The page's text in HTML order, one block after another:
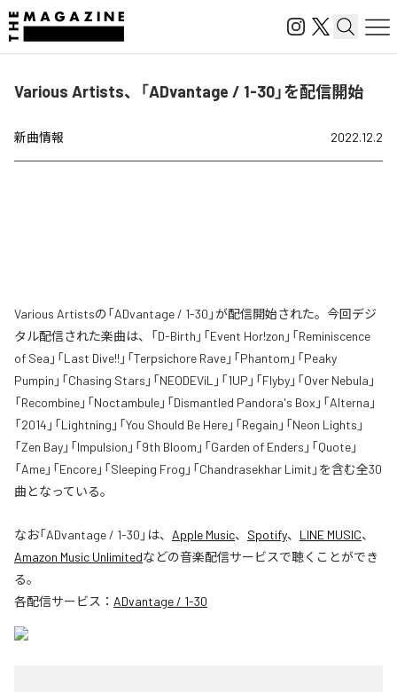
Various Artists、「ADvantage / 1-30」を配信開始
新曲情報 2022.12.2
Various Artistsの「ADvantage / 1-30」が配信開始された。今回デジ
タル配信された楽曲は、「D-Birth」「Event Hor!zon」「Reminiscence
of Sea」「Last Dive!!」「Terpsichore Rave」「Phantom」「Peaky
Pumpin」「Chasing Stars」「NEODEViL」「1UP」「Flyby」「Over Nebula」
「Recombine」「Noctambule」「Dismantled Pandora's Box」「Alterna」
「2014」「Lightning」「You Should Be Here」「Regain」「Neon Lights」
「Zen Bay」「Impulsion」「9th Bloom」「Garden of Enders」「Quote」
「Ame」「Encore」「Sleeping Frog」「Chandrasekhar Limit」を含む全30
曲となっている。
なお「ADvantage / 1-30 」は、 Apple Music、 Spotify、 LINE MUSIC、
Amazon Music Unlimitedなどの音楽配信サービスで聴くことができ
る。
各配信サービス： ADvantage / 1-30